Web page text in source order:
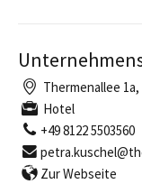
Thermenallee
Hotel
+49 8122 5503560
Zur Webseite